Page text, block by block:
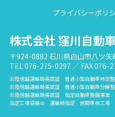
プライバシーポリ
株式会社 窪川自動
〒924-0882 石川県白山市八ツ
TEL 076-275-0297 ／ FAX 076-
北陸信越運輸局長認証 普通小型自動車特定
北陸信越運輸局長認証 普通小型自動車分解
北陸信越運輸局長認証 指定自動車整備事業
指定工場協議会 運輸局指定 民間車検工場